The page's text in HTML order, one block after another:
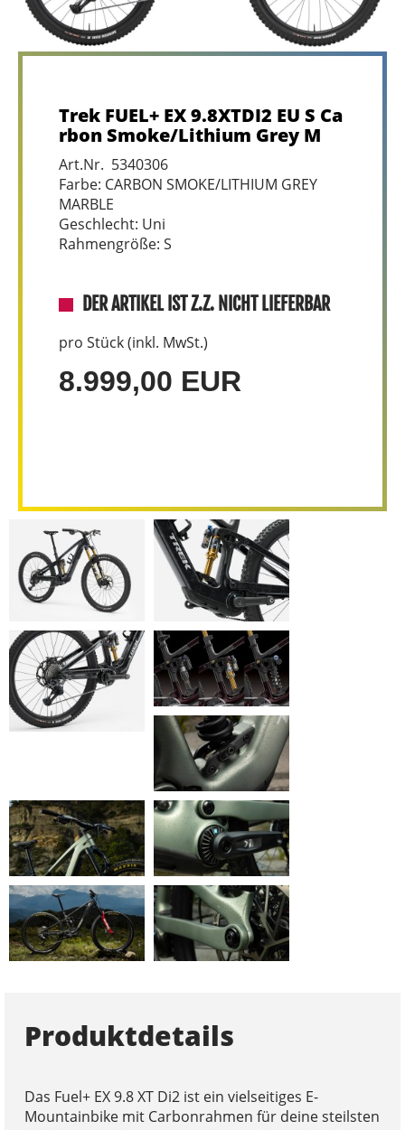
Trek FUEL+ EX 9.8XTDI2 EU S Ca
rbon Smoke/Lithium Grey M
Art.Nr. 5340306
Farbe: CARBON SMOKE/LITHIUM GREY
MARBLE
Geschlecht: Uni
Rahmengröße: S
DER ARTIKEL IST Z.Z. NICHT LIEFERBAR
pro Stück (inkl. MwSt.)
8.999,00 EUR
Produktdetails
Das Fuel+ EX 9.8 XT Di2 ist ein vielseitiges E-
Mountainbike mit Carbonrahmen für deine steilsten